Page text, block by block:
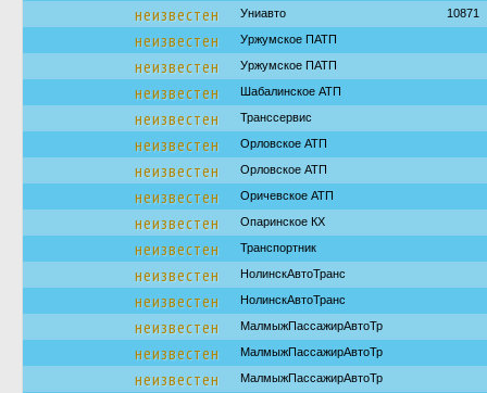
неизвестен Униавто 10871
неизвестен Уржумское ПАТП
неизвестен Уржумское ПАТП
неизвестен Шабалинское АТП
неизвестен Транссервис
неизвестен Орловское АТП
неизвестен Орловское АТП
неизвестен Оричевское АТП
неизвестен Опаринское КХ
неизвестен Транспортник
неизвестен НолинскАвтоТранс
неизвестен НолинскАвтоТранс
неизвестен МалмыжПассажирАвтоТр
неизвестен МалмыжПассажирАвтоТр
неизвестен МалмыжПассажирАвтоТр